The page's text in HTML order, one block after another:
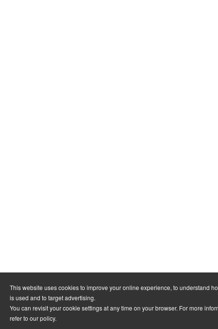
This website uses cookies to improve your online experience, to understand
is used and to target advertising.
You can revisit your cookie settings at any time on your browser. For more
refer to our policy.